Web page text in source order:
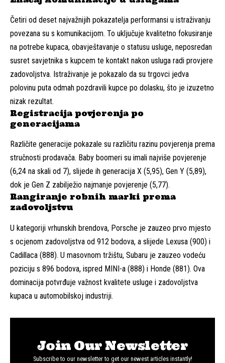
Četiri od deset najvažnijih pokazatelja performansi u istraživanju
povezana su s komunikacijom. To uključuje kvalitetno fokusiranje
na potrebe kupaca, obavještavanje o statusu usluge, neposredan
susret savjetnika s kupcem te kontakt nakon usluga radi provjere
zadovoljstva. Istraživanje je pokazalo da su trgovci jedva
polovinu puta odmah pozdravili kupce po dolasku, što je izuzetno
nizak rezultat.
Registracija povjerenja po
generacijama
Različite generacije pokazale su različitu razinu povjerenja prema
stručnosti prodavača. Baby boomeri su imali najviše povjerenje
(6,24 na skali od 7), slijede ih generacija X (5,95), Gen Y (5,89),
dok je Gen Z zabilježio najmanje povjerenje (5,77).
Rangiranje robnih marki prema
zadovoljstvu
U kategoriji vrhunskih brendova, Porsche je zauzeo prvo mjesto
s ocjenom zadovoljstva od 912 bodova, a slijede Lexusa (900) i
Cadillaca (888). U masovnom tržištu, Subaru je zauzeo vodeću
poziciju s 896 bodova, ispred MINI-a (888) i Honde (881). Ova
dominacija potvrđuje važnost kvalitete usluge i zadovoljstva
kupaca u automobilskoj industriji.
Join Our Newsletter
Subscribe to our newsletter to get our newest articles instantly!